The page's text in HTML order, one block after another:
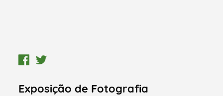
Exposição de Fotografia